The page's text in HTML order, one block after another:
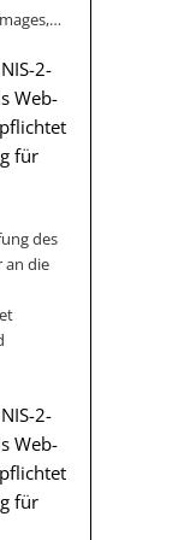
NIS-2-
Web-
für
des
an die
NIS-2-
Web-
für